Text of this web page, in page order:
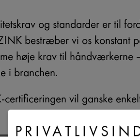
og standarder er til
bestræber vi os konstant
høje krav til håndværkerne
i branchen.
certificeringen vil ganske